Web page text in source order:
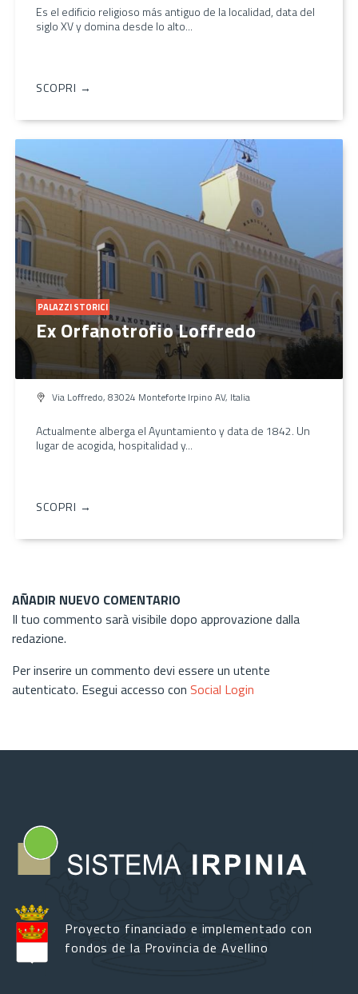
Es el edificio religioso más antiguo de la localidad, data del
siglo XV y domina desde lo alto...
SCOPRI →
PALAZZI STORICI
Ex Orfanotrofio Loffredo
Via Loffredo, 83024 Monteforte Irpino AV, Italia
Actualmente alberga el Ayuntamiento y data de 1842. Un
lugar de acogida, hospitalidad y...
SCOPRI →
AÑADIR NUEVO COMENTARIO
Il tuo commento sarà visibile dopo approvazione dalla
redazione.
Per inserire un commento devi essere un utente
autenticato. Esegui accesso con Social Login
Proyecto financiado e implementado con
fondos de la Provincia de Avellino